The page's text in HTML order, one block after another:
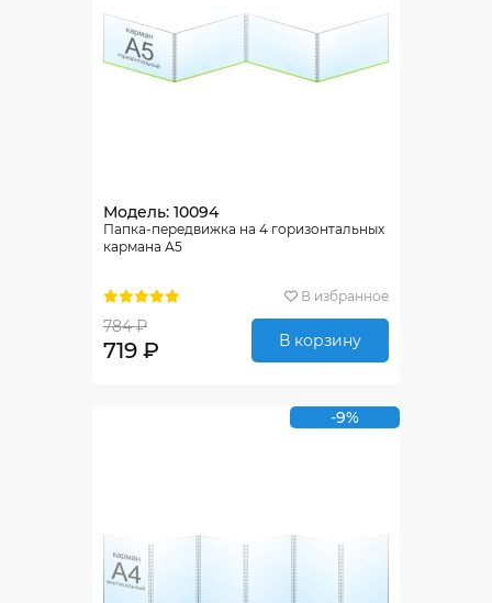
Модель: 10094
Папка-передвижка на 4 горизонтальных
кармана А5
В избранное
784 ₽
719 ₽ В корзину
-9%